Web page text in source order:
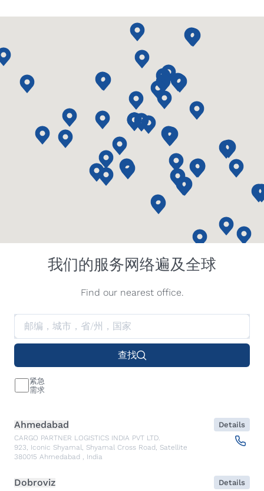
我们的服务网络遍及全球
Find our nearest office.
查找
紧急
需求
Ahmedabad
CARGO PARTNER LOGISTICS INDIA PVT LTD.
923, Iconic Shyamal, Shyamal Cross Road, Satellite
380015 Ahmedabad , India
Details
Dobroviz Details